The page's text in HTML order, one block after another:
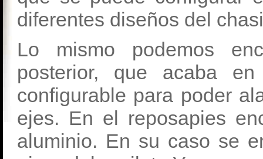
diferentes diseños del
Lo mismo podemos
posterior, que acaba
configurable para poder
ejes. En el reposapies
aluminio. En su caso se